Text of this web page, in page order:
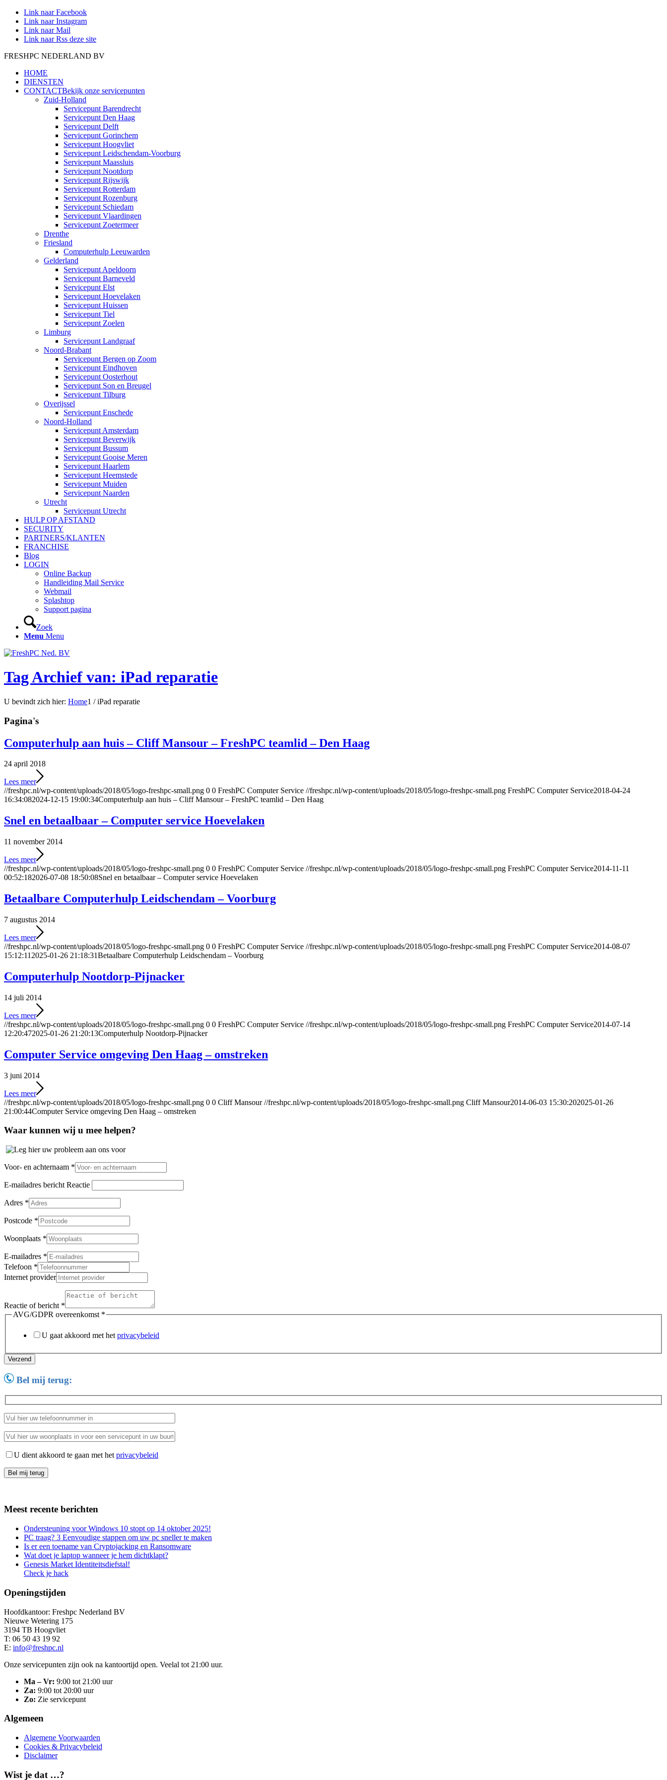
Link naar Facebook
Link naar Instagram
Link naar Mail
Link naar Rss deze site
FRESHPC NEDERLAND BV
HOME
DIENSTEN
CONTACTBekijk onze servicepunten
Zuid-Holland
Servicepunt Barendrecht
Servicepunt Den Haag
Servicepunt Delft
Servicepunt Gorinchem
Servicepunt Hoogvliet
Servicepunt Leidschendam-Voorburg
Servicepunt Maassluis
Servicepunt Nootdorp
Servicepunt Rijswijk
Servicepunt Rotterdam
Servicepunt Rozenburg
Servicepunt Schiedam
Servicepunt Vlaardingen
Servicepunt Zoetermeer
Drenthe
Friesland
Computerhulp Leeuwarden
Gelderland
Servicepunt Apeldoorn
Servicepunt Barneveld
Servicepunt Elst
Servicepunt Hoevelaken
Servicepunt Huissen
Servicepunt Tiel
Servicepunt Zoelen
Limburg
Servicepunt Landgraaf
Noord-Brabant
Servicepunt Bergen op Zoom
Servicepunt Eindhoven
Servicepunt Oosterhout
Servicepunt Son en Breugel
Servicepunt Tilburg
Overijssel
Servicepunt Enschede
Noord-Holland
Servicepunt Amsterdam
Servicepunt Beverwijk
Servicepunt Bussum
Servicepunt Gooise Meren
Servicepunt Haarlem
Servicepunt Heemstede
Servicepunt Muiden
Servicepunt Naarden
Utrecht
Servicepunt Utrecht
HULP OP AFSTAND
SECURITY
PARTNERS/KLANTEN
FRANCHISE
Blog
LOGIN
Online Backup
Handleiding Mail Service
Webmail
Splashtop
Support pagina
Zoek
Menu Menu
Tag Archief van: iPad reparatie
U bevindt zich hier: Home1 / iPad reparatie
Pagina's
Computerhulp aan huis – Cliff Mansour – FreshPC teamlid – Den Haag
24 april 2018
Lees meer
//freshpc.nl/wp-content/uploads/2018/05/logo-freshpc-small.png 0 0 FreshPC Computer Service //freshpc.nl/wp-content/uploads/2018/05/logo-freshpc-small.png FreshPC Computer Service2018-04-24
16:34:082024-12-15 19:00:34Computerhulp aan huis – Cliff Mansour – FreshPC teamlid – Den Haag
Snel en betaalbaar – Computer service Hoevelaken
11 november 2014
Lees meer
//freshpc.nl/wp-content/uploads/2018/05/logo-freshpc-small.png 0 0 FreshPC Computer Service //freshpc.nl/wp-content/uploads/2018/05/logo-freshpc-small.png FreshPC Computer Service2014-11-11
00:52:182026-07-08 18:50:08Snel en betaalbaar – Computer service Hoevelaken
Betaalbare Computerhulp Leidschendam – Voorburg
7 augustus 2014
Lees meer
//freshpc.nl/wp-content/uploads/2018/05/logo-freshpc-small.png 0 0 FreshPC Computer Service //freshpc.nl/wp-content/uploads/2018/05/logo-freshpc-small.png FreshPC Computer Service2014-08-07
15:12:11 2025-01-26 21:18:31Betaalbare Computerhulp Leidschendam – Voorburg
Computerhulp Nootdorp-Pijnacker
14 juli 2014
Lees meer
//freshpc.nl/wp-content/uploads/2018/05/logo-freshpc-small.png 0 0 FreshPC Computer Service //freshpc.nl/wp-content/uploads/2018/05/logo-freshpc-small.png FreshPC Computer Service2014-07-14
12:20:472025-01-26 21:20:13Computerhulp Nootdorp-Pijnacker
Computer Service omgeving Den Haag – omstreken
3 juni 2014
Lees meer
//freshpc.nl/wp-content/uploads/2018/05/logo-freshpc-small.png 0 0 Cliff Mansour //freshpc.nl/wp-content/uploads/2018/05/logo-freshpc-small.png Cliff Mansour2014-06-03 15:30:202025-01-26
21:00:44Computer Service omgeving Den Haag – omstreken
Waar kunnen wij u mee helpen?
Voor- en achternaam *
E-mailadres bericht Reactie
Adres *
Postcode *
Woonplaats *
E-mailadres *
Telefoon *
Internet provider
Reactie of bericht *
AVG/GDPR overeenkomst *
U gaat akkoord met het privacybeleid
Verzend
Bel mij terug:
U dient akkoord te gaan met het privacybeleid
Meest recente berichten
Ondersteuning voor Windows 10 stopt op 14 oktober 2025!
PC traag? 3 Eenvoudige stappen om uw pc sneller te maken
Is er een toename van Cryptojacking en Ransomware
Wat doet je laptop wanneer je hem dichtklapt?
Genesis Market Identiteitsdiefstal!
Check je hack
Openingstijden
Hoofdkantoor: Freshpc Nederland BV
Nieuwe Wetering 175
3194 TB Hoogvliet
T: 06 50 43 19 92
E: info@freshpc.nl
Onze servicepunten zijn ook na kantoortijd open. Veelal tot 21:00 uur.
Ma – Vr: 9:00 tot 21:00 uur
Za: 9:00 tot 20:00 uur
Zo: Zie servicepunt
Algemeen
Algemene Voorwaarden
Cookies & Privacybeleid
Disclaimer
Wist je dat …?